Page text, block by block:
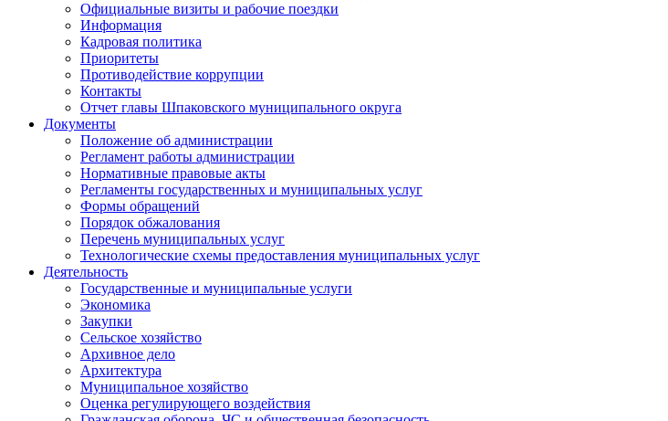
Официальные визиты и рабочие поездки
Информация
Кадровая политика
Приоритеты
Противодействие коррупции
Контакты
Отчет главы Шпаковского муниципального округа
Документы
Положение об администрации
Регламент работы администрации
Нормативные правовые акты
Регламенты государственных и муниципальных услуг
Формы обращений
Порядок обжалования
Перечень муниципальных услуг
Технологические схемы предоставления муниципальных услуг
Деятельность
Государственные и муниципальные услуги
Экономика
Закупки
Сельское хозяйство
Архивное дело
Архитектура
Муниципальное хозяйство
Оценка регулирующего воздействия